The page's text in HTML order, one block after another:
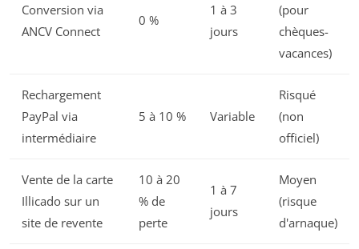
Conversion via
ANCV Connect
0 %
1 à 3
jours
(pour
chèques-
vacances)
Rechargement
PayPal via
intermédiaire
5 à 10 % Variable
Risqué
(non
officiel)
Vente de la carte
Illicado sur un
site de revente
10 à 20
% de
perte
1 à 7
jours
Moyen
(risque
d'arnaque)